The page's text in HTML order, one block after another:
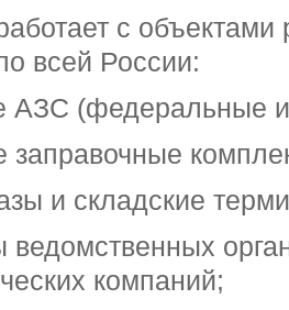
с объектами
всей России:
АЗС (федеральные
заправочные
и складские
ведомственных
компаний;